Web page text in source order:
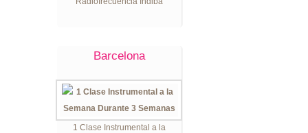
Barcelona
1 Clase Instrumental a la